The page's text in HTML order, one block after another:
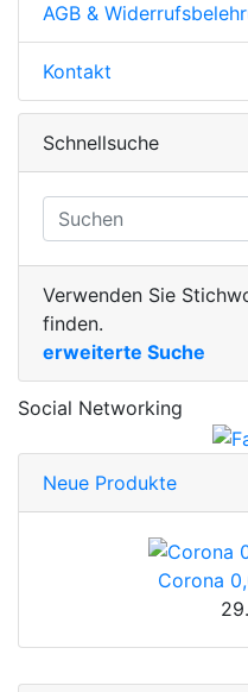
AGB &
Kontakt
Schnellsuche
Verwenden Sie
finden.
erweiterte Suche
Social Networking
Neue Produkte
Corona